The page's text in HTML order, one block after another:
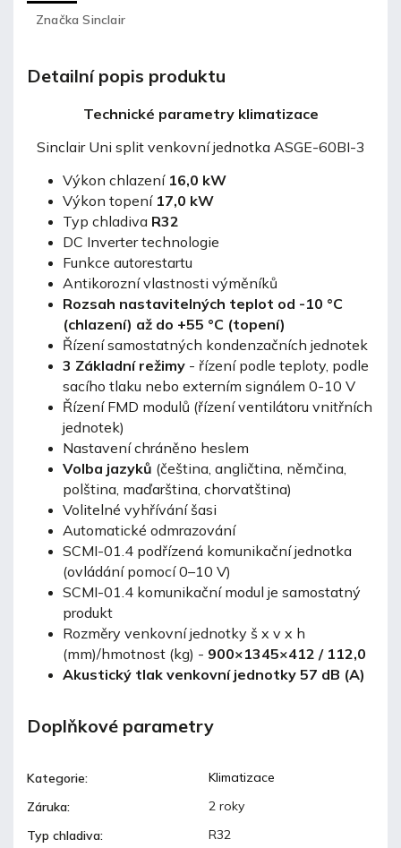
Značka Sinclair
Detailní popis produktu
Technické parametry klimatizace
Sinclair Uni split venkovní jednotka ASGE-60BI-3
Výkon chlazení 16,0 kW
Výkon topení 17,0 kW
Typ chladiva R32
DC Inverter technologie
Funkce autorestartu
Antikorozní vlastnosti výměníků
Rozsah nastavitelných teplot od -10 °C
(chlazení) až do +55 °C (topení)
Řízení samostatných kondenzačních jednotek
3 Základní režimy - řízení podle teploty, podle
sacího tlaku nebo externím signálem 0-10 V
Řízení FMD modulů (řízení ventilátoru vnitřních
jednotek)
Nastavení chráněno heslem
Volba jazyků (čeština, angličtina, němčina,
polština, maďarština, chorvatština)
Volitelné vyhřívání šasi
Automatické odmrazování
SCMI-01.4 podřízená komunikační jednotka
(ovládání pomocí 0–10 V)
SCMI-01.4 komunikační modul je samostatný
produkt
Rozměry venkovní jednotky š x v x h
(mm)/hmotnost (kg) - 900×1345×412 / 112,0
Akustický tlak venkovní jednotky 57 dB (A)
Doplňkové parametry
Kategorie:
Klimatizace
Záruka:
2 roky
Typ chladiva: R32